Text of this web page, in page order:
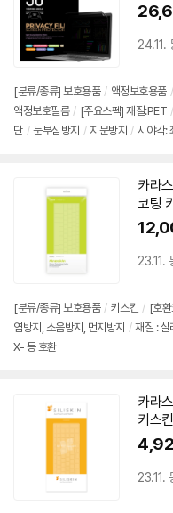
24.11.
[분류/종류] 보호용품 / 액정보호용품 /
액정보호필름 / [주요스펙] 재질:PET /
단 / 눈부심방지 / 지문방지 / 시야각:
카라
코팅
23.11.
[분류/종류] 보호용품 / 키스킨 / [호
염방지, 소음방지, 먼지방지 / 재질 : 실
X- 등 호환
카라
키스킨
23.11.